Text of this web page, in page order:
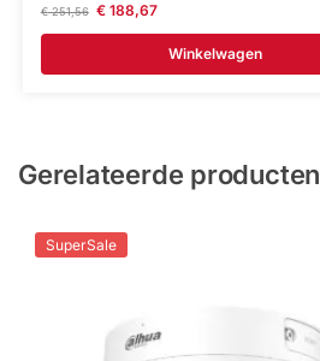
€251,56 €188,67
Winkelwagen
Gerelateerde producten
SuperSale